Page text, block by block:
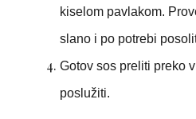
kiselom pavlakom.
slano i po potrebi
Gotov sos preliti preko
poslužiti.